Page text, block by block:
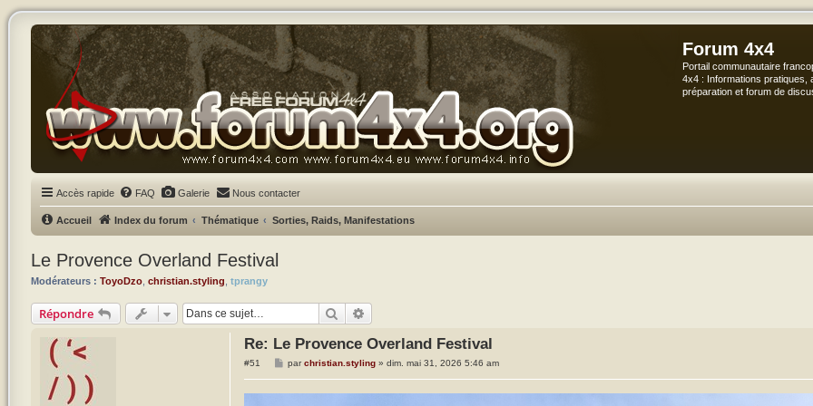
Forum 4x4
Portail communautaire
4x4 : Informations pratiques,
préparation et forum de
Accès rapide FAQ Galerie Nous contacter
Accueil Index du forum Thématique Sorties, Raids, Manifestations
Le Provence Overland Festival
Modérateurs : ToyoDzo, christian.styling tprangy
Répondre Rechercher
Re: Le Provence Overland Festival
#51
M
s
parchristian.styling »dim. mai 31, 2026 5:46 am